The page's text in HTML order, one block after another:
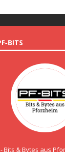
BITS
- Bits & Bytes aus